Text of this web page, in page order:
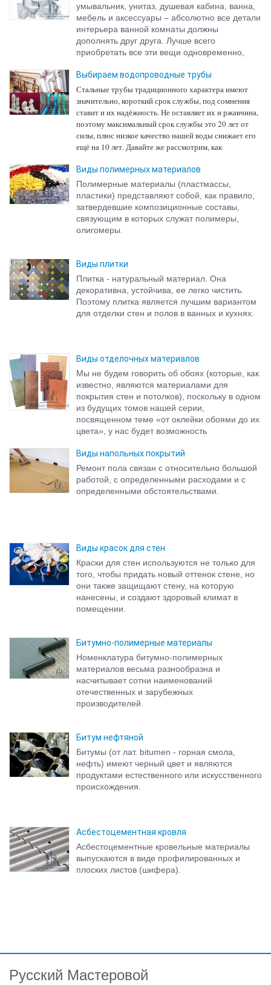
умывальник, унитаз, душевая кабина, ванна,
мебель и аксессуары – абсолютно все детали
интерьера ванной комнаты должны
дополнять друг друга. Лучше всего
приобретать все эти вещи одновременно,
правило, делается ремонт во ...
Выбираем водопроводные трубы
Стальные трубы традиционного характера имеют
значительно, короткий срок службы, под сомнения
ставит и их надёжность. Не оставляет их и ржавчина,
поэтому максимальный срок службы это 20 лет от
силы, плюс низкое качество нашей воды снижает его
ещё на 10 лет. Давайте же рассмотрим, как
Виды полимерных материалов
Полимерные материалы (пластмассы,
пластики) представляют собой, как правило,
затвердевшие композиционные составы,
связующим в которых служат полимеры,
олигомеры.
Виды плитки
Плитка - натуральный материал. Она
декоративна, устойчива, ее легко чистить.
Поэтому плитка является лучшим вариантом
для отделки стен и полов в ванных и кухнях.
Виды отделочных материалов
Мы не будем говорить об обоях (которые, как
известно, являются материалами для
покрытия стен и потолков), поскольку в одном
из будущих томов нашей серии,
посвященном теме «от оклейки обоями до их
цвета», у нас будет возможность
Виды напольных покрытий
Ремонт пола связан с относительно большой
работой, с определенными расходами и с
определенными обстоятельствами.
Виды красок для стен
Краски для стен используются не только для
того, чтобы придать новый оттенок стене, но
они также защищают стену, на которую
нанесены, и создают здоровый климат в
помещении.
Битумно-полимерные материалы
Номенклатура битумно-полимерных
материалов весьма разнообразна и
насчитывает сотни наименований
отечественных и зарубежных
производителей.
Битум нефтяной
Битумы (от лат. bitumen - горная смола,
нефть) имеют черный цвет и являются
продуктами естественного или искусственного
происхождения.
Асбестоцементная кровля
Асбестоцементные кровельные материалы
выпускаются в виде профилированных и
плоских листов (шифера).
Русский Мастеровой